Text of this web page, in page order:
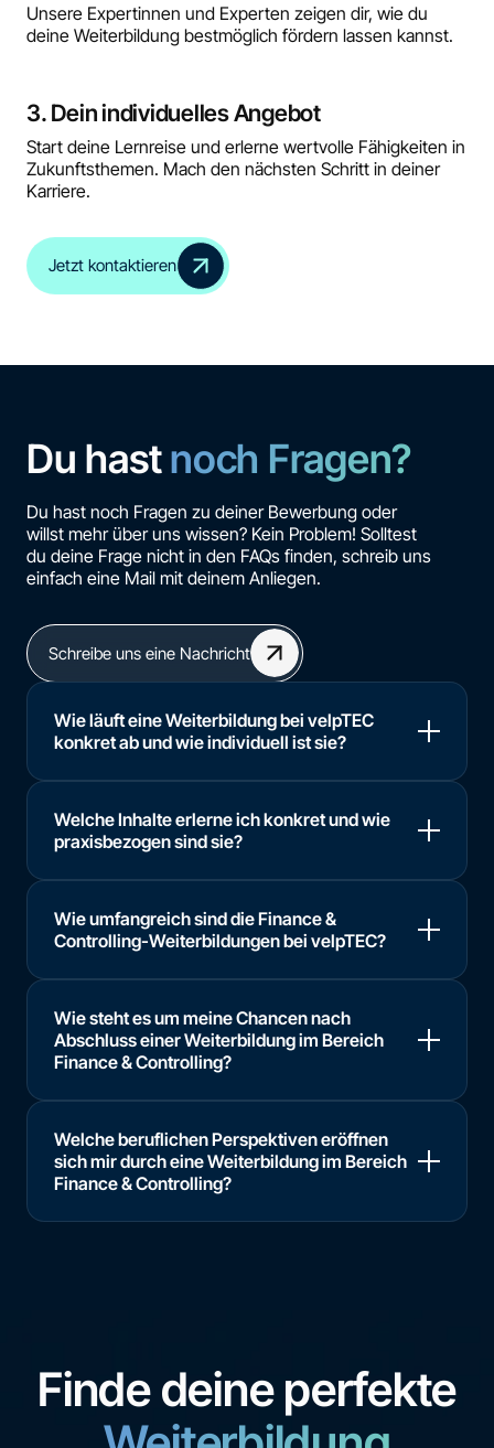
Unsere Expertinnen und Experten zeigen dir, wie du
deine Weiterbildung bestmöglich fördern lassen kannst.
3. Dein individuelles Angebot
Start deine Lernreise und erlerne wertvolle Fähigkeiten in
Zukunftsthemen. Mach den nächsten Schritt in deiner
Karriere.
Jetzt kontaktieren
Du hastnoch Fragen?
Du hast noch Fragen zu deiner Bewerbung oder
willst mehr über uns wissen? Kein Problem! Solltest
du deine Frage nicht in den FAQs finden, schreib uns
einfach eine Mail mit deinem Anliegen.
Schreibe uns eine Nachricht
Wie läuft eine Weiterbildung bei velpTEC
konkret ab und wie individuell ist sie?
Welche Inhalte erlerne ich konkret und wie
praxisbezogen sind sie?
Wie umfangreich sind die Finance &
Controlling-Weiterbildungen bei velpTEC?
Wie steht es um meine Chancen nach
Abschluss einer Weiterbildung im Bereich
Finance & Controlling?
Welche beruflichen Perspektiven eröffnen
sich mir durch eine Weiterbildung im Bereich
Finance & Controlling?
Finde deine perfekte